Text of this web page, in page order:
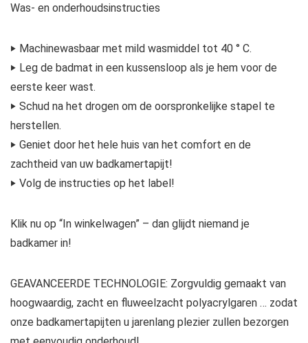
Was- en onderhoudsinstructies
‣ Machinewasbaar met mild wasmiddel tot 40 ° C.
‣ Leg de badmat in een kussensloop als je hem voor de
eerste keer wast.
‣ Schud na het drogen om de oorspronkelijke stapel te
herstellen.
‣ Geniet door het hele huis van het comfort en de
zachtheid van uw badkamertapijt!
‣ Volg de instructies op het label!
Klik nu op “In winkelwagen” – dan glijdt niemand je
badkamer in!
GEAVANCEERDE TECHNOLOGIE: Zorgvuldig gemaakt van
hoogwaardig, zacht en fluweelzacht polyacrylgaren … zodat
onze badkamertapijten u jarenlang plezier zullen bezorgen